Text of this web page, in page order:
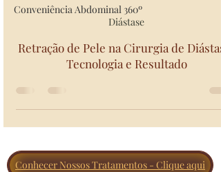
Conveniência Abdominal 360º
Diástase
Retração de Pele na Cirurgia de
Tecnologia e Resultado
Conhecer Nossos Tratamentos - Clique aqui